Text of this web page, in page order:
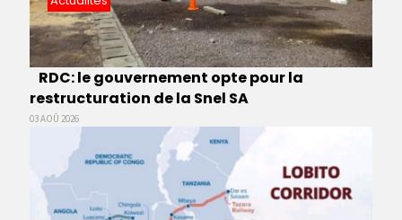
RDC: le gouvernement opte pour la
restructuration de la Snel SA
03 AOÛ 2026